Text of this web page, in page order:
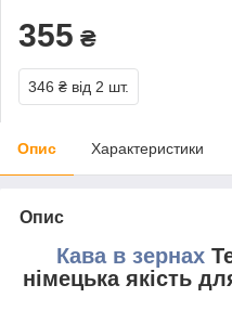
355 ₴
346 ₴ від 2 шт.
Опис Характеристики
Опис
Кава в зернах
німецька якість